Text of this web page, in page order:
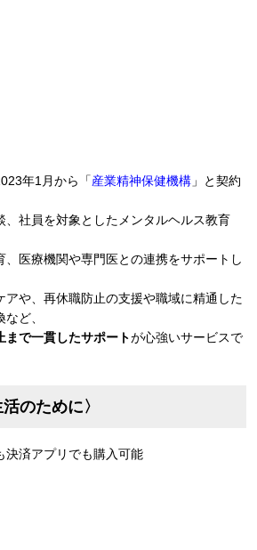
年1月から「産業精神保健機構 」と契約
、社員を対象としたメンタルヘルス教育
、医療機関や専門医との連携をサポートし
アや、再休職防止の支援や職域に精通した
ど、
まで一貫したサポートが心強いサービスで
のために〉
済アプリでも購入可能